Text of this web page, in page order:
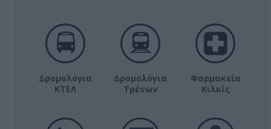
Δρομολόγια
ΚΤΕΛ
Δρομολόγια
Τρένων
Φαρμακεία
Κιλκίς